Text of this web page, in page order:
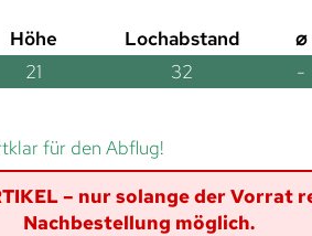
Höhe Lochabstand ⌀
21 32 -
für den Abflug!
– nur solange der Vorrat
Nachbestellung möglich.